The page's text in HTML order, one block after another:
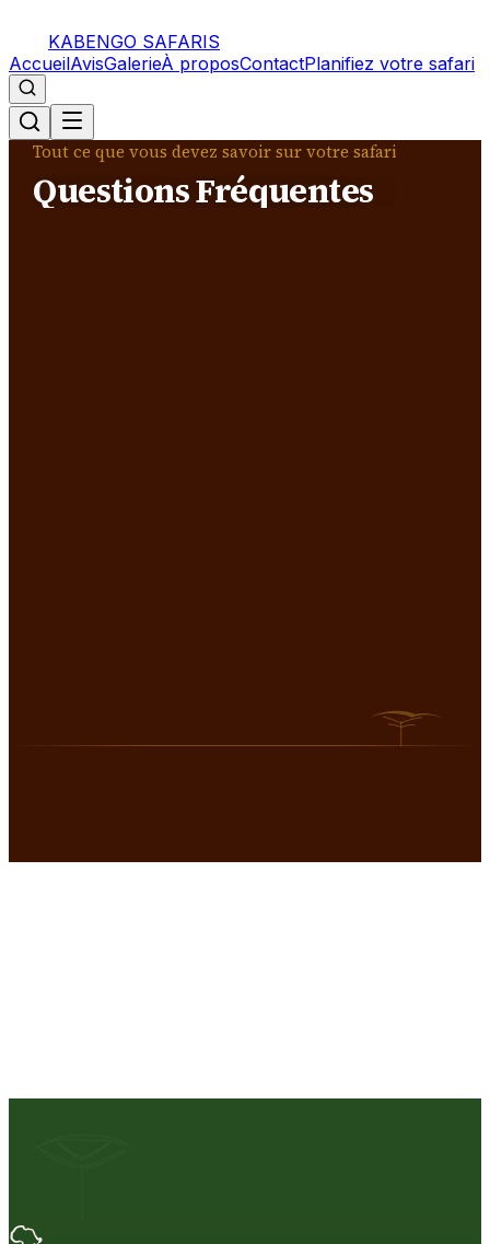
KABENGO SAFARIS
AccueilAvisGalerieÀ proposContactPlanifiez votre safari
Tout ce que vous devez savoir sur votre safari
Questions Fréquentes